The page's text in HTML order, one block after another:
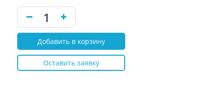
Добавить в корзину
Оставить заявку